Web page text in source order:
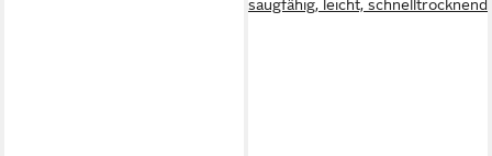
saugfähig, leicht, schnelltrocknend